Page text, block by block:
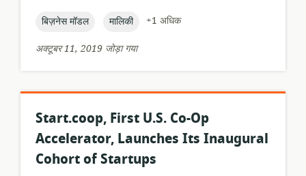
topic:
बिज़नेस मॉडल topic:
मालिकी
+1 अधिक
अक्टूबर 11, 2019 जोड़ा गया
Start.coop, First U.S. Co-Op
Accelerator, Launches Its Inaugural
Cohort of Startups